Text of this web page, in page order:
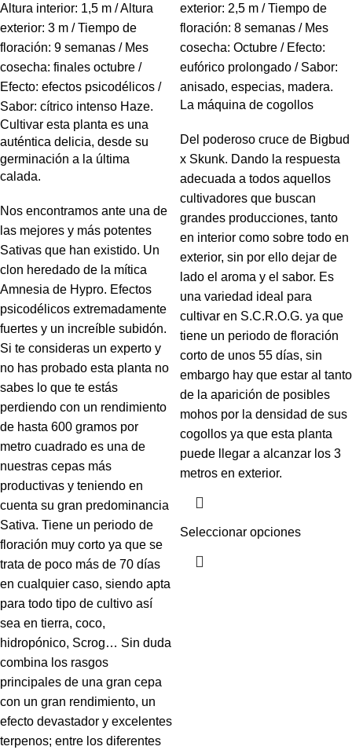
Altura interior: 1,5 m / Altura
exterior: 3 m / Tiempo de
floración: 9 semanas / Mes
cosecha: finales octubre /
Efecto: efectos psicodélicos /
Sabor: cítrico intenso Haze.
Cultivar esta planta es una
auténtica delicia, desde su
germinación a la última
calada.
Nos encontramos ante una de
las mejores y más potentes
Sativas que han existido. Un
clon heredado de la mítica
Amnesia de Hypro. Efectos
psicodélicos extremadamente
fuertes y un increíble subidón.
Si te consideras un experto y
no has probado esta planta no
sabes lo que te estás
perdiendo con un rendimiento
de hasta 600 gramos por
metro cuadrado es una de
nuestras cepas más
productivas y teniendo en
cuenta su gran predominancia
Sativa. Tiene un periodo de
floración muy corto ya que se
trata de poco más de 70 días
en cualquier caso, siendo apta
para todo tipo de cultivo así
sea en tierra, coco,
hidropónico, Scrog… Sin duda
combina los rasgos
principales de una gran cepa
con un gran rendimiento, un
efecto devastador y excelentes
terpenos; entre los diferentes
exterior: 2,5 m / Tiempo de
floración: 8 semanas / Mes
cosecha: Octubre / Efecto:
eufórico prolongado / Sabor:
anisado, especias, madera.
La máquina de cogollos
Del poderoso cruce de Bigbud
x Skunk. Dando la respuesta
adecuada a todos aquellos
cultivadores que buscan
grandes producciones, tanto
en interior como sobre todo en
exterior, sin por ello dejar de
lado el aroma y el sabor. Es
una variedad ideal para
cultivar en S.C.R.O.G. ya que
tiene un periodo de floración
corto de unos 55 días, sin
embargo hay que estar al tanto
de la aparición de posibles
mohos por la densidad de sus
cogollos ya que esta planta
puede llegar a alcanzar los 3
metros en exterior.
Seleccionar opciones